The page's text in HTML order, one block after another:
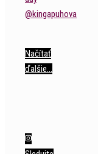
Načítať
ďalšie…